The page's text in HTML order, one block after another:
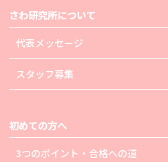
さわ研究所について
代表メッセージ
スタッフ募集
初めての方へ
3つのポイント・合格への道